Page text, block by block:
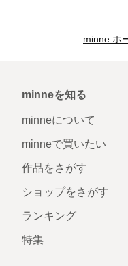
minne ホ
minneを知る
minneについて
minneで買いたい
作品をさがす
ショップをさがす
ランキング
特集